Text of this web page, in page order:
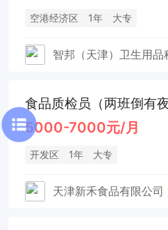
空港经济区 1年 大专
智邦（天津）卫生用品
食品质检员（两班倒有夜
5000-7000元/月
开发区 1年 大专
天津新禾食品有限公司